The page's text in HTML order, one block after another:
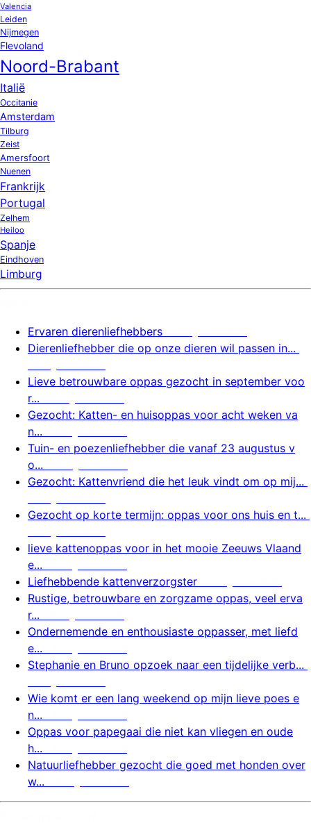
Valencia
Leiden
Nijmegen
Flevoland
Noord-Brabant
Italië
Occitanie
Amsterdam
Tilburg
Zeist
Amersfoort
Nuenen
Frankrijk
Portugal
Zelhem
Heiloo
Spanje
Eindhoven
Limburg
Ervaren dierenliefhebbers
Dierenliefhebber die op onze dieren wil passen in...
Lieve betrouwbare oppas gezocht in september voo
r...
Gezocht: Katten- en huisoppas voor acht weken va
n...
Tuin- en poezenliefhebber die vanaf 23 augustus v
o...
Gezocht: Kattenvriend die het leuk vindt om op mij...
Gezocht op korte termijn: oppas voor ons huis en t...
lieve kattenoppas voor in het mooie Zeeuws Vlaand
e...
Liefhebbende kattenverzorgster
Rustige, betrouwbare en zorgzame oppas, veel erva
r...
Ondernemende en enthousiaste oppasser, met liefd
e...
Stephanie en Bruno opzoek naar een tijdelijke verb...
Wie komt er een lang weekend op mijn lieve poes e
n...
Oppas voor papegaai die niet kan vliegen en oude
h...
Natuurliefhebber gezocht die goed met honden over
w...